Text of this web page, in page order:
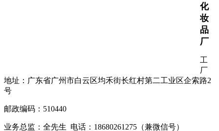
化
妆
品
厂
工
厂
地址：广东省广州市白云区均禾街长红村第二工业区企索路2
号
邮政编码：510440
业务总监：全先生 电话：18680261275（兼微信号）